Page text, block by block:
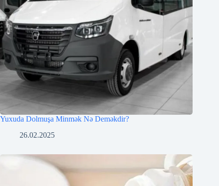
Yuxuda Dolmuşa Minmək Nə Deməkdir?
26.02.2025